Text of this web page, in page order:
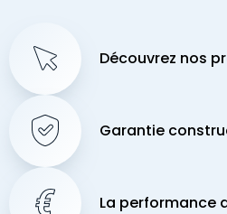
Découvrez nos
Garantie
La performance